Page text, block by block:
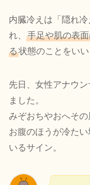
内臓冷えは「隠れ
れ、 手足や肌の表
る状態のことをいい
先日、女性アナウ
ました。
みぞおちやおへそ
お腹のほうが冷た
いるサイン。